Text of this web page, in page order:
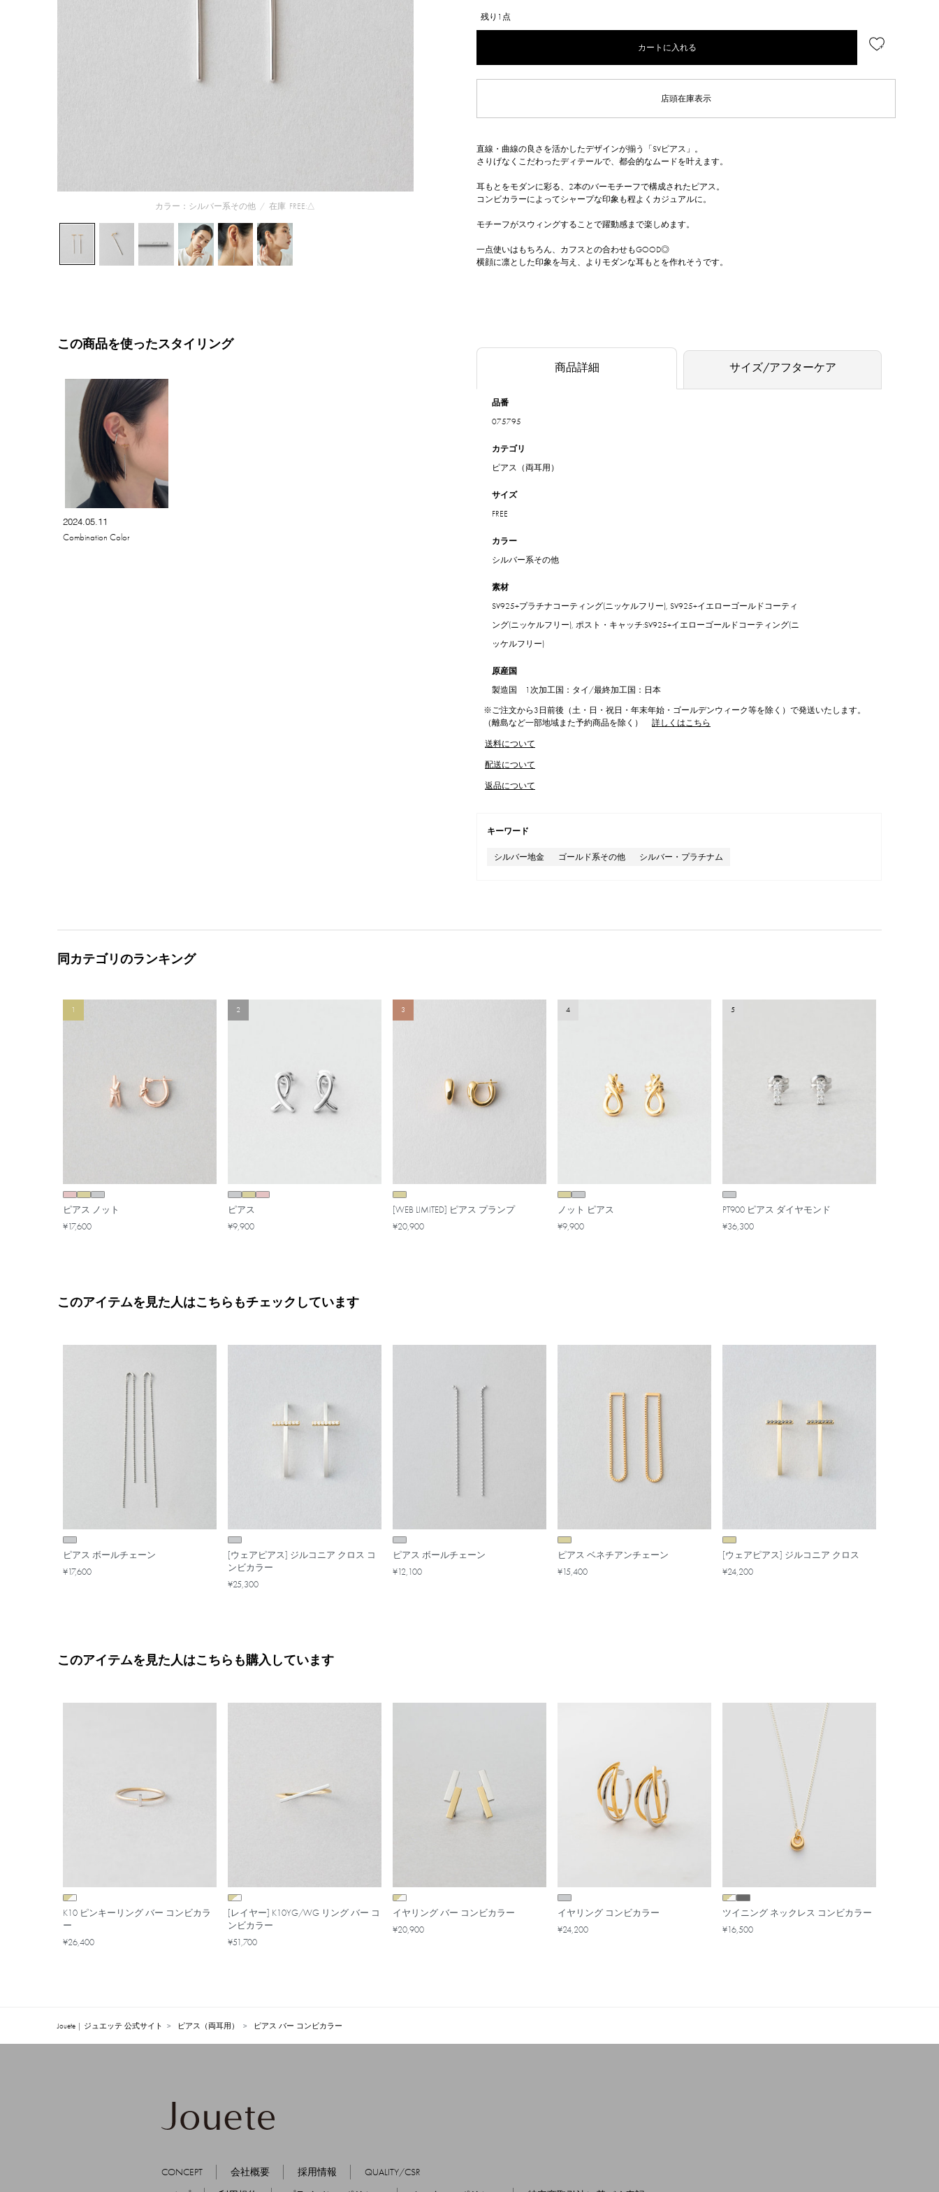
カラー：シルバー系その他 / 在庫 FREE:△
この商品を使ったスタイリング
2024.05.11
Combination Color
残り1点
カートに入れる
店頭在庫表示
直線・曲線の良さを活かしたデザインが揃う「SVピアス」。
さりげなくこだわったディテールで、都会的なムードを叶えます。
耳もとをモダンに彩る、2本のバーモチーフで構成されたピアス。
コンビカラーによってシャープな印象も程よくカジュアルに。
モチーフがスウィングすることで躍動感まで楽しめます。
一点使いはもちろん、カフスとの合わせもGOOD◎
横顔に凛とした印象を与え、よりモダンな耳もとを作れそうです。
商品詳細 サイズ/アフターケア
品番
075795
カテゴリ
ピアス（両耳用）
サイズ
FREE
カラー
シルバー系その他
素材
SV925+プラチナコーティング(ニッケルフリー), SV925+イエローゴールドコーティ
ング(ニッケルフリー), ポスト・キャッチ:SV925+イエローゴールドコーティング(ニ
ッケルフリー)
原産国
製造国 1次加工国：タイ/最終加工国：日本
※ご注文から3日前後（土・日・祝日・年末年始・ゴールデンウィーク等を除く）で発送いたします。
（離島など一部地域また予約商品を除く）
詳しくはこちら
送料について
配送について
返品について
キーワード
シルバー地金 ゴールド系その他 シルバー・プラチナム
同カテゴリのランキング
1
ピアス ノット
¥17,600
2
ピアス
¥9,900
3
[WEB LIMITED] ピアス プランプ
¥20,900
4
ノット ピアス
¥9,900
5
PT900 ピアス ダイヤモンド
¥36,300
このアイテムを見た人はこちらもチェックしています
ピアス ボールチェーン
¥17,600
[ウェアピアス] ジルコニア クロス コ
ンビカラー
¥25,300
ピアス ボールチェーン
¥12,100
ピアス ベネチアンチェーン
¥15,400
[ウェアピアス] ジルコニア クロス
¥24,200
このアイテムを見た人はこちらも購入しています
K10 ピンキーリング バー コンビカラ
ー
¥26,400
[レイヤー] K10YG/WG リング バー コ
ンビカラー
¥51,700
イヤリング バー コンビカラー
¥20,900
イヤリング コンビカラー
¥24,200
ツイニング ネックレス コンビカラー
¥16,500
Jouete | ジュエッテ 公式サイト ピアス（両耳用） ピアス バー コンビカラー
CONCEPT 会社概要 採用情報
QUALITY/CSR